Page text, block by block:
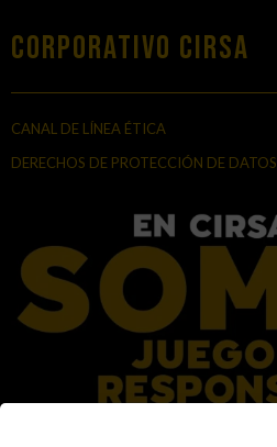
Corporativo Cirsa
CANAL DE LÍNEA ÉTICA
DERECHOS DE PROTECCIÓN DE DATOS